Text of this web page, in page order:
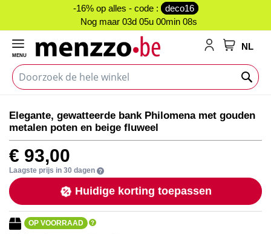
-16% op alles - code :
deco16
Nog maar 03d 05u 00min 08s
NL
MENU
naar
het
einde
van
de
afbeeldingen-
gallerij
naar
het
begin
van
de
afbeeldingen-
gallerij
Elegante, gewatteerde bank Philomena met gouden
metalen poten en beige fluweel
€ 93,00
Laagste prijs in 30 dagen
Huidige korting toepassen
OP VOORRAAD